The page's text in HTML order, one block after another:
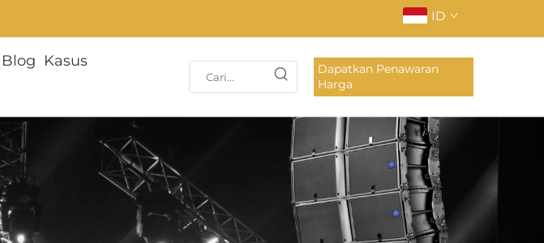
ID
Blog Kasus
Dapatkan Penawaran
Harga